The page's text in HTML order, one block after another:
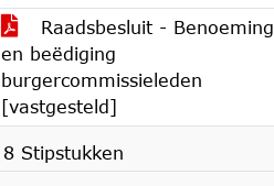
Raadsbesluit - Benoeming
en beëdiging
burgercommissieleden
[vastgesteld]
8 Stipstukken